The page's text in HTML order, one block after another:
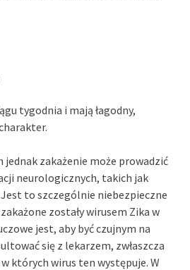
tygodnia i mają łagodny,
jednak zakażenie może prowadzić
neurologicznych, takich jak
Jest to szczególnie niebezpieczne
zostały wirusem Zika w
jest, aby być czujnym na
się z lekarzem, zwłaszcza
których wirus ten występuje. W